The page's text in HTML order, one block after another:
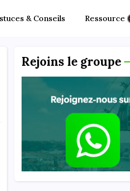
& Conseils Ressources
Rejoins le groupe